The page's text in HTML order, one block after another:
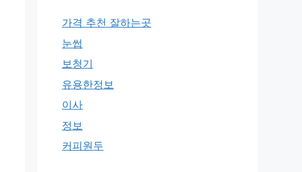
가격 추천 잘하는곳
눈썹
보청기
유용한정보
이사
정보
커피원두